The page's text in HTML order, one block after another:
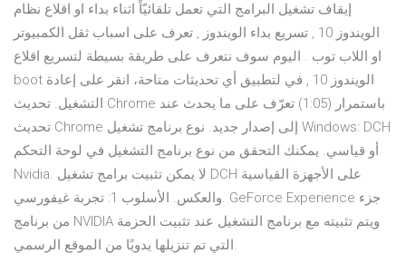
إيقاف تشغيل البرامج التي تعمل تلقائيّاً اثناء بداء او اقلاع نظام
الويندوز 10 , تسريع بداء الويندوز , تعرف على اسباب ثقل الكمبيوتر
او اللاب توب . اليوم سوف نتعرف على طريقة بسيطة لتسريع اقلاع
boot الويندوز 10 , في لتطبيق أي تحديثات متاحة، انقر على إعادة
التشغيل. تحديث Chrome باستمرار (1:05) تعرّف على ما يحدث عند
تحديث Chrome إلى إصدار جديد. نوع برنامج تشغيل Windows: DCH
أو قياسي. يمكنك التحقق من نوع برنامج التشغيل في لوحة التحكم
Nvidia. لا يمكن تثبيت برامج تشغيل DCH على الأجهزة القياسية
والعكس. الأسلوب 1: تجربة غيفورسي. GeForce Experience جزء
من برنامج NVIDIA ويتم تثبيته مع برنامج التشغيل عند تثبيت الحزمة
التي تم تنزيلها يدويًا من الموقع الرسمي.